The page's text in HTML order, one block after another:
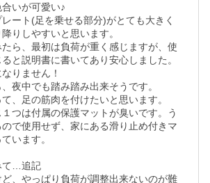
いが可愛い♪
ート(足を乗せる部分)がとても大きく
りしやすいと思います。
ら、最初は負荷が重く感じますが、使
と説明書に書いてあり安心しました。
りません！
夜中でも踏み踏み出来そうです。
、足の筋肉を付けたいと思います。
つは付属の保護マットが臭いです。う
で使用せず、家にある滑り止め付きマ
います。
て…追記
、やっぱり負荷が調整出来ないのが難